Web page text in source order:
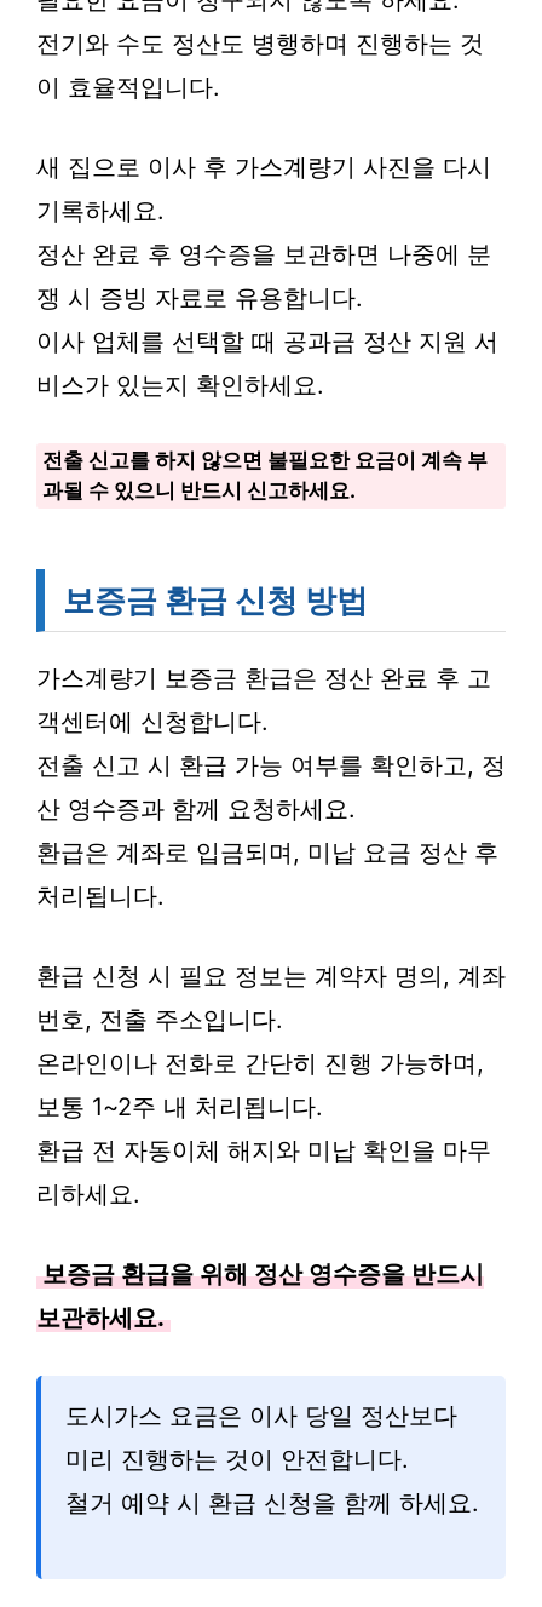
전기와 수도 정산도 병행하며 진행하는 것
이 효율적입니다.
새 집으로 이사 후 가스계량기 사진을 다시
기록하세요.
정산 완료 후 영수증을 보관하면 나중에 분
쟁 시 증빙 자료로 유용합니다.
이사 업체를 선택할 때 공과금 정산 지원 서
비스가 있는지 확인하세요.
전출 신고를 하지 않으면 불필요한 요금이 계속 부
과될 수 있으니 반드시 신고하세요.
보증금 환급 신청 방법
가스계량기 보증금 환급은 정산 완료 후 고
객센터에 신청합니다.
전출 신고 시 환급 가능 여부를 확인하고, 정
산 영수증과 함께 요청하세요.
환급은 계좌로 입금되며, 미납 요금 정산 후
처리됩니다.
환급 신청 시 필요 정보는 계약자 명의, 계좌
번호, 전출 주소입니다.
온라인이나 전화로 간단히 진행 가능하며,
보통 1~2주 내 처리됩니다.
환급 전 자동이체 해지와 미납 확인을 마무
리하세요.
보증금 환급을 위해 정산 영수증을 반드시
보관하세요.
도시가스 요금은 이사 당일 정산보다
미리 진행하는 것이 안전합니다.
철거 예약 시 환급 신청을 함께 하세요.